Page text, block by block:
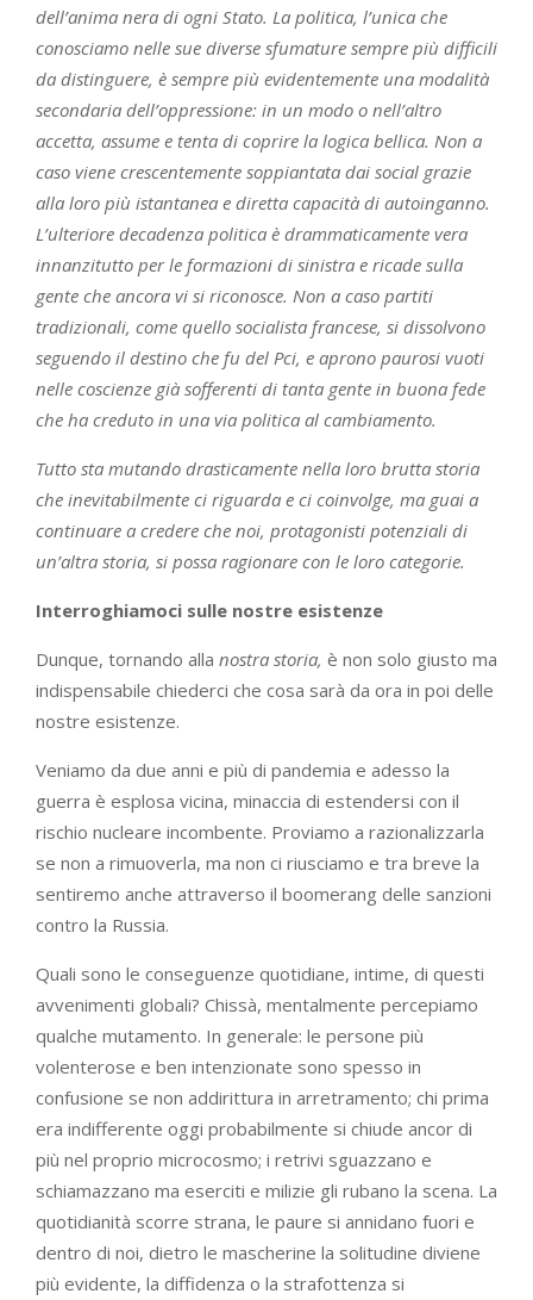
dell’anima nera di ogni Stato. La politica, l’unica che
conosciamo nelle sue diverse sfumature sempre più difficili
da distinguere, è sempre più evidentemente una modalità
secondaria dell’oppressione: in un modo o nell’altro
accetta, assume e tenta di coprire la logica bellica. Non a
caso viene crescentemente soppiantata dai social grazie
alla loro più istantanea e diretta capacità di autoinganno.
L’ulteriore decadenza politica è drammaticamente vera
innanzitutto per le formazioni di sinistra e ricade sulla
gente che ancora vi si riconosce. Non a caso partiti
tradizionali, come quello socialista francese, si dissolvono
seguendo il destino che fu del Pci, e aprono paurosi vuoti
nelle coscienze già sofferenti di tanta gente in buona fede
che ha creduto in una via politica al cambiamento.
Tutto sta mutando drasticamente nella loro brutta storia
che inevitabilmente ci riguarda e ci coinvolge, ma guai a
continuare a credere che noi, protagonisti potenziali di
un’altra storia, si possa ragionare con le loro categorie.
Interroghiamoci sulle nostre esistenze
Dunque, tornando alla nostra storia, è non solo giusto ma
indispensabile chiederci che cosa sarà da ora in poi delle
nostre esistenze.
Veniamo da due anni e più di pandemia e adesso la
guerra è esplosa vicina, minaccia di estendersi con il
rischio nucleare incombente. Proviamo a razionalizzarla
se non a rimuoverla, ma non ci riusciamo e tra breve la
sentiremo anche attraverso il boomerang delle sanzioni
contro la Russia.
Quali sono le conseguenze quotidiane, intime, di questi
avvenimenti globali? Chissà, mentalmente percepiamo
qualche mutamento. In generale: le persone più
volenterose e ben intenzionate sono spesso in
confusione se non addirittura in arretramento; chi prima
era indifferente oggi probabilmente si chiude ancor di
più nel proprio microcosmo; i retrivi sguazzano e
schiamazzano ma eserciti e milizie gli rubano la scena. La
quotidianità scorre strana, le paure si annidano fuori e
dentro di noi, dietro le mascherine la solitudine diviene
più evidente, la diffidenza o la strafottenza si